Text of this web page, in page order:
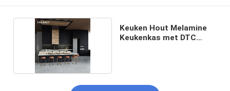
Keuken Hout Melamine
Keukenkas met DTC